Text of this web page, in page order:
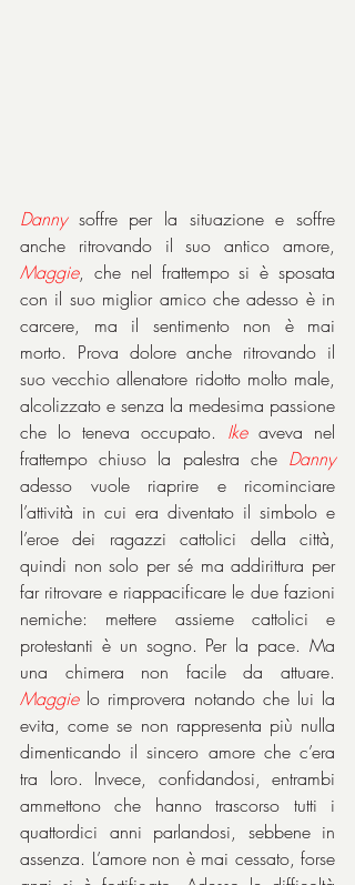
Danny soffre per la situazione e soffre
Maggie, che nel frattempo si è sposata
con il suo miglior amico che adesso è in
carcere, ma il sentimento non è mai
morto. Prova dolore anche ritrovando il
suo vecchio allenatore ridotto molto male,
alcolizzato e senza la medesima passione
che lo teneva occupato. Ike aveva nel
frattempo chiuso la palestra che Danny
adesso vuole riaprire e ricominciare
l’attività in cui era diventato il simbolo e
l’eroe dei ragazzi cattolici della città,
quindi non solo per sé ma addirittura per
far ritrovare e riappacificare le due fazioni
nemiche: mettere assieme cattolici e
protestanti è un sogno. Per la pace. Ma
Maggie lo rimprovera notando che lui la
evita, come se non rappresenta più nulla
dimenticando il sincero amore che c’era
tra loro. Invece, confidandosi, entrambi
ammettono che hanno trascorso tutti i
quattordici anni parlandosi, sebbene in
assenza. L’amore non è mai cessato, forse